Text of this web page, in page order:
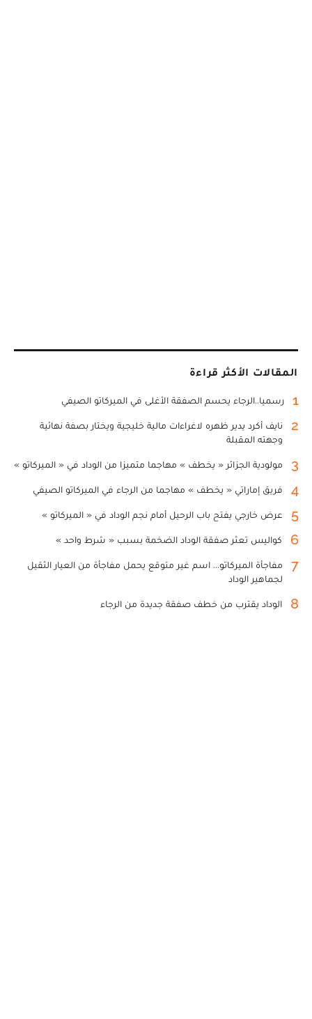
المقالات الأكثر قراءة
1 رسميا..الرجاء يحسم الصفقة الأغلى في الميركاتو الصيفي
2
نايف أكرد يدير ظهره لاغراءات مالية خليجية ويختار بصفة نهائية
وجهته المقبلة
3 مولودية الجزائر « يخطف » مهاجما متميزا من الوداد في « الميركاتو »
4 فريق إماراتي « يخطف » مهاجما من الرجاء في الميركاتو الصيفي
5 عرض خارجي يفتح باب الرحيل أمام نجم الوداد في « الميركاتو »
6 كواليس تعثر صفقة الوداد الضخمة بسبب « شرط واحد »
7
مفاجأة الميركاتو... اسم غير متوقع يحمل مفاجأة من العيار الثقيل
لجماهير الوداد
8 الوداد يقترب من خطف صفقة جديدة من الرجاء